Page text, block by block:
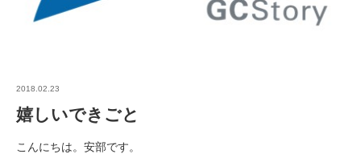
2018.02.23
嬉しいできごと
こんにちは。安部です。